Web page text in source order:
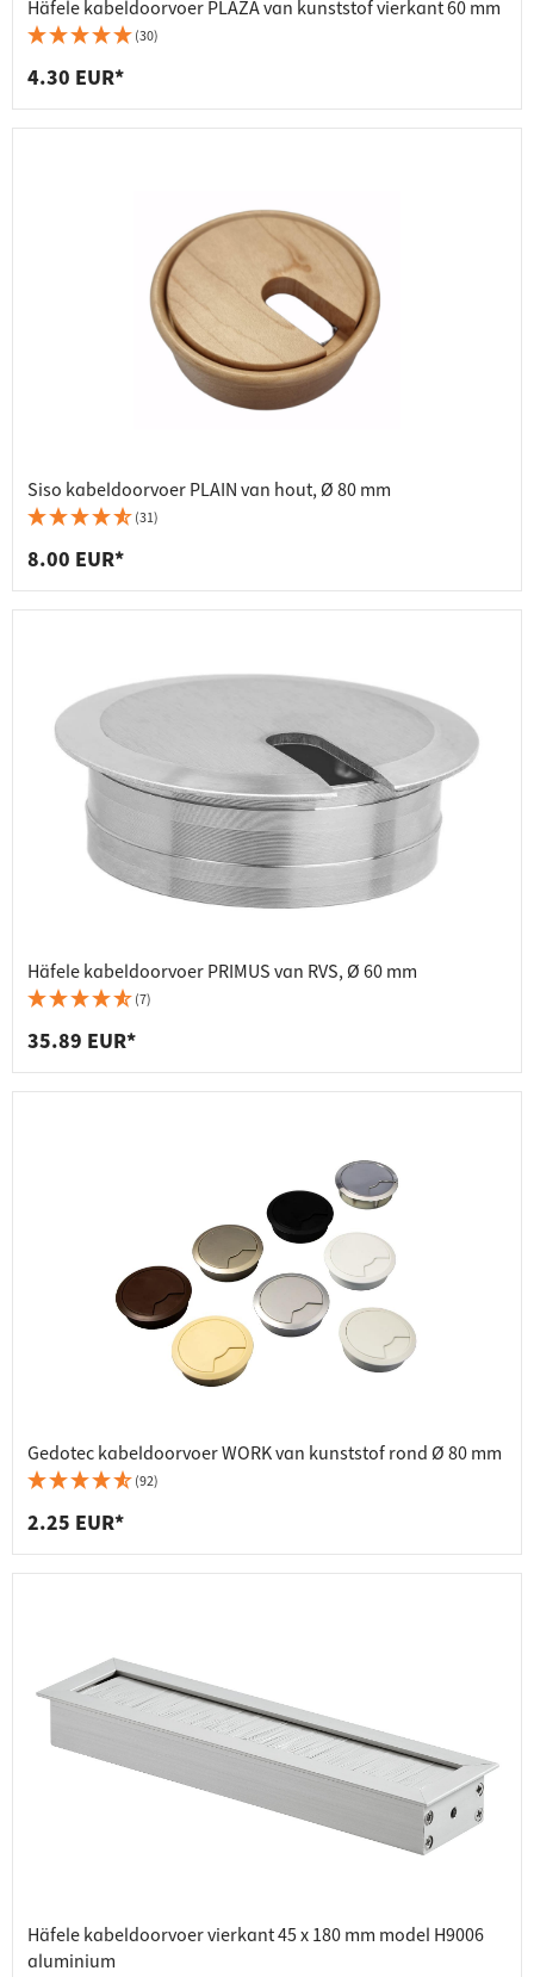
Häfele kabeldoorvoer PLAZA van kunststof vierkant 60 mm
(30)
4.30 EUR*
Siso kabeldoorvoer PLAIN van hout, Ø 80 mm
(31)
8.00 EUR*
Häfele kabeldoorvoer PRIMUS van RVS, Ø 60 mm
(7)
35.89 EUR*
Gedotec kabeldoorvoer WORK van kunststof rond Ø 80 mm
(92)
2.25 EUR*
Häfele kabeldoorvoer vierkant 45 x 180 mm model H9006
aluminium